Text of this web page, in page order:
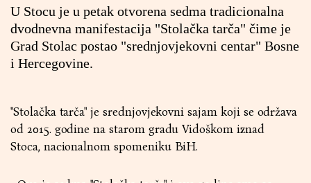
U Stocu je u petak otvorena sedma tradicionalna
dvodnevna manifestacija "Stolačka tarča" čime je
Grad Stolac postao "srednjovjekovni centar" Bosne
i Hercegovine.
"Stolačka tarča" je srednjovjekovni sajam koji se održava
od 2015. godine na starom gradu Vidoškom iznad
Stoca, nacionalnom spomeniku BiH.